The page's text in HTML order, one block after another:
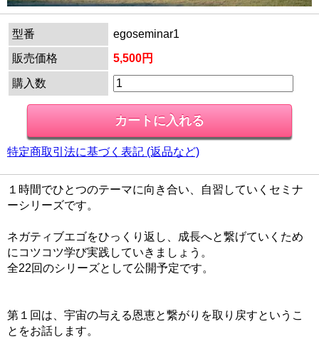
型番
egoseminar1
販売価格
5,500円
購入数
特定商取引法に基づく表記 (返品など)
１時間でひとつのテーマに向き合い、自習していくセミナ
ーシリーズです。
ネガティブエゴをひっくり返し、成長へと繋げていくため
にコツコツ学び実践していきましょう。
全22回のシリーズとして公開予定です。
第１回は、宇宙の与える恩恵と繋がりを取り戻すというこ
とをお話します。